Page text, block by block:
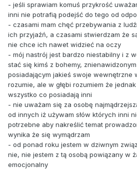
- jeśli sprawiam komuś przykrość
inni nie potrafią podejść do tego od
- czasami mam chęć przebywania z
ich przyjaźń, a czasami stwierdzam że
nie chce ich nawet widzieć na oczy
- mój nastrój jest bardzo niestabilny i z
stać się kimś z bohemy,
posiadającym jakieś swoje wewnętrzne
rozumie, ale w głębi rozumiem że
wszystko co posiadają inni
- nie uważam się za osobę
od innych iż używam słów których inni
potrzebne aby nakreślić temat
wynika że się wymądrzam
- od ponad roku jestem w dziwnym
nie, nie jestem z tą osobą powiązany w
emocjonalny